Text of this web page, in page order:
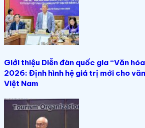
Giới thiệu Diễn đàn quốc gia “Văn
2026: Định hình hệ giá trị mới cho
Việt Nam